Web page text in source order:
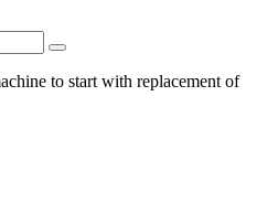
to start with replacement of